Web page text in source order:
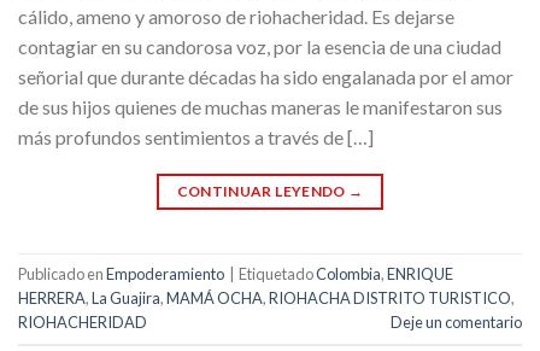
cálido, ameno y amoroso de riohacheridad. Es dejarse
contagiar en su candorosa voz, por la esencia de una ciudad
señorial que durante décadas ha sido engalanada por el amor
de sus hijos quienes de muchas maneras le manifestaron sus
más profundos sentimientos a través de […]
CONTINUAR LEYENDO →
Publicado enEmpoderamiento EtiquetadoColombia,ENRIQUE
HERRERA,La Guajira,MAMÁ OCHA,RIOHACHA DISTRITO TURISTICO,
RIOHACHERIDAD
Deje un comentario